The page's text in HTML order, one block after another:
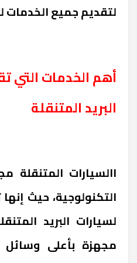
لتقديم جميع الخدمات
أهم الخدمات التي
البريد المتنقلة
االسيارات المتنقلة
التكنولوجية، حيث
لسيارات البريد
مجهزة بأعلى وسائل